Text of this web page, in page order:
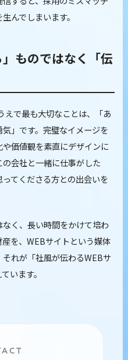
んでしまいます。
ものではなく「伝
えで最も大切なことは、「あ
」です。完璧なイメージを
価値観を素直にデザインに
会社と一緒に仕事がした
てくださる方との出会いを
く、長い時間をかけて培わ
を、WEBサイトという媒体
れが「社風が伝わるWEBサ
います。